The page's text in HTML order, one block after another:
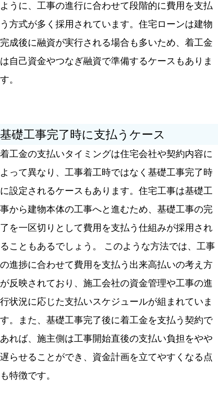
ように、工事の進行に合わせて段階的に費用を支払
う方式が多く採用されています。住宅ローンは建物
完成後に融資が実行される場合も多いため、着工金
は自己資金やつなぎ融資で準備するケースもありま
す。
基礎工事完了時に支払うケース
着工金の支払いタイミングは住宅会社や契約内容に
よって異なり、工事着工時ではなく基礎工事完了時
に設定されるケースもあります。住宅工事は基礎工
事から建物本体の工事へと進むため、基礎工事の完
了を一区切りとして費用を支払う仕組みが採用され
ることもあるでしょう。
このような方法では、工事
の進捗に合わせて費用を支払う出来高払いの考え方
が反映されており、施工会社の資金管理や工事の進
行状況に応じた支払いスケジュールが組まれていま
す。また、基礎工事完了後に着工金を支払う契約で
あれば、施主側は工事開始直後の支払い負担をやや
遅らせることができ、資金計画を立てやすくなる点
も特徴です。